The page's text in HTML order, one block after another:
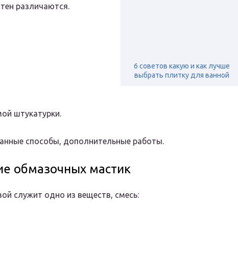
6 советов какую и как лучше
выбрать плитку для ванной
различаются.
штукатурки.
способы, дополнительные работы.
обмазочных мастик
служит одно из веществ, смесь: